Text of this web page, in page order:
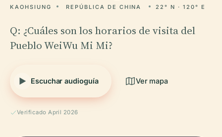
KAOHSIUNG REPÚBLICA DE CHINA 22° N · 120° E
Q: ¿Cuáles son los horarios de visita del
Pueblo WeiWu Mi Mi?
Escuchar audioguía Ver mapa
Verificado April 2026